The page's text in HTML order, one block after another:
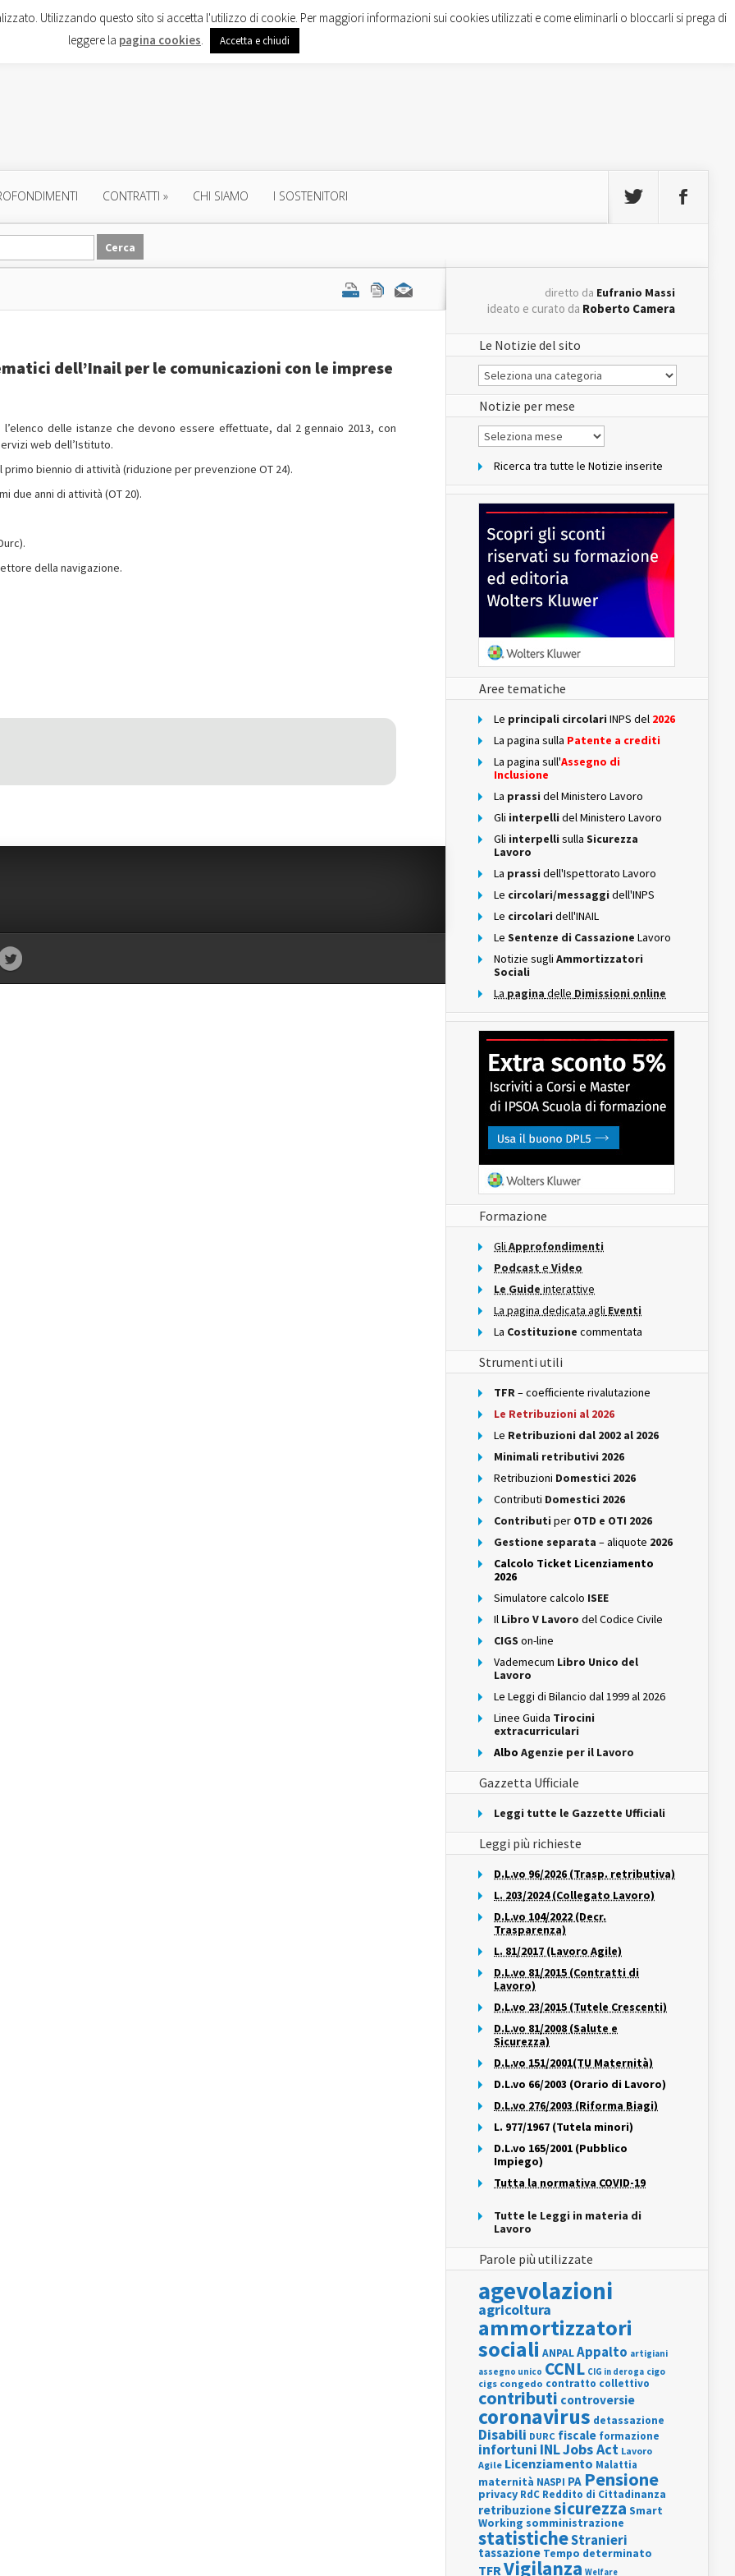
CONTRATTI » CHI SIAMO I SOSTENITORI
dell’Inail per le comunicazioni con le imprese
l’elenco delle istanze che devono essere effettuate, dal 2 gennaio 2013, con
web dell’Istituto.
biennio di attività (riduzione per prevenzione OT 24).
due anni di attività (OT 20).
della navigazione.
diretto da Eufranio Massi
ideato e curato da Roberto Camera
Le Notizie del sito
Le
Notizie
del
sito
Notizie per mese
Notizie
per
Ricerca tra tutte le Notizie inserite
Aree tematiche
Le principali circolari INPS del 2026
La pagina sulla Patente a crediti
La pagina sull'Assegno di
Inclusione
La prassi del Ministero Lavoro
Gli interpelli del Ministero Lavoro
Gli interpelli sulla Sicurezza
Lavoro
La prassi dell'Ispettorato Lavoro
Le circolari/messaggi dell'INPS
Le circolari dell'INAIL
Le Sentenze di Cassazione Lavoro
Notizie sugli Ammortizzatori
Sociali
La pagina delle Dimissioni online
Formazione
Gli Approfondimenti
Podcast e Video
Le Guide interattive
La pagina dedicata agli Eventi
La Costituzione commentata
Strumenti utili
TFR– coefficiente rivalutazione
Le Retribuzioni al 2026
Le Retribuzioni dal 2002 al 2026
Minimali retributivi 2026
Retribuzioni Domestici 2026
Contributi Domestici 2026
Contributi per OTD e OTI 2026
Gestione separata – aliquote 2026
Calcolo Ticket Licenziamento
2026
Simulatore calcolo ISEE
Il Libro V Lavoro del Codice Civile
CIGS on-line
Vademecum Libro Unico del
Lavoro
Le Leggi di Bilancio dal 1999 al 2026
Linee Guida Tirocini
extracurriculari
Albo Agenzie per il Lavoro
Gazzetta Ufficiale
Leggi tutte le Gazzette Ufficiali
Leggi più richieste
D.L.vo 96/2026 (Trasp. retributiva)
L. 203/2024 (Collegato Lavoro)
D.L.vo 104/2022 (Decr.
Trasparenza)
L. 81/2017 (Lavoro Agile)
D.L.vo 81/2015 (Contratti di
Lavoro)
D.L.vo 23/2015 (Tutele Crescenti)
D.L.vo 81/2008 (Salute e
Sicurezza)
D.L.vo 151/2001(TU Maternità)
D.L.vo 66/2003 (Orario di Lavoro)
D.L.vo 276/2003 (Riforma Biagi)
L. 977/1967 (Tutela minori)
D.L.vo 165/2001 (Pubblico
Impiego)
Tutta la normativa COVID-19
Tutte le Leggi in materia di
Lavoro
Parole più utilizzate
agevolazioni
agricoltura
ammortizzatori
sociali ANPALAppalto artigiani
assegno unico CCNL CIG in deroga cigo
cigs congedo contratto collettivo
contributi controversie
coronavirus detassazione
Disabili DURC fiscale formazione
infortuni INLJobs Act Lavoro
Agile Licenziamento Malattia
maternità NASPI PA Pensione
privacy RdC Reddito di Cittadinanza
retribuzionesicurezza Smart
Working somministrazione
statisticheStranieri
tassazione Tempo determinato
TFRVigilanza Welfare
Utilizzando questo sito si accetta l'utilizzo di cookie. Per maggiori informazioni sui cookies utilizzati e come eliminarli o bloccarli si prega di
leggere la pagina cookies. Accetta e chiudi